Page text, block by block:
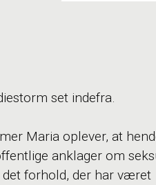
set indefra.
Maria oplever, at
anklager om
forhold, der har været